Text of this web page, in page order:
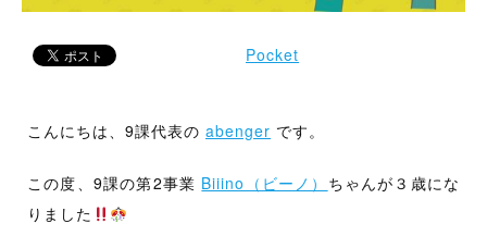
出
す
。
Pocket
こんにちは、9課代表の abenger です。
この度、9課の第2事業 Biiino（ビーノ） ちゃんが３歳にな
りました